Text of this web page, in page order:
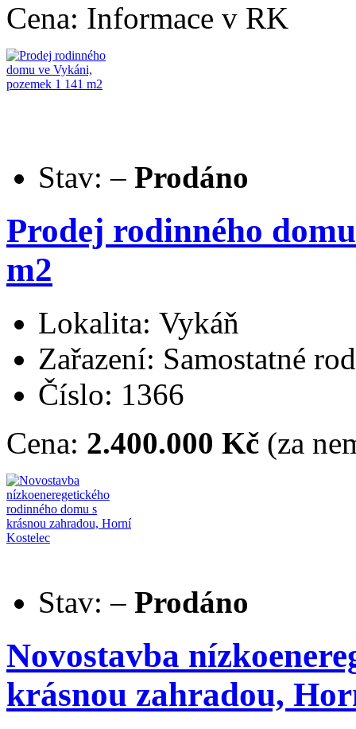
Cena: Informace v RK
Stav: – Prodáno
Prodej rodinného
m2
Lokalita: Vykáň
Zařazení: Samostatné
Číslo: 1366
Cena: 2.400.000 Kč (za
Stav: – Prodáno
Novostavba
krásnou zahradou,